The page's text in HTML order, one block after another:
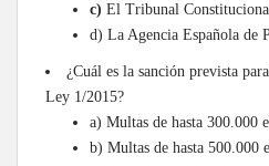
c) El Tribunal
d) La Agencia Española de
¿Cuál es la sanción prevista
Ley 1/2015?
a) Multas de hasta 300.000
b) Multas de hasta 500.000